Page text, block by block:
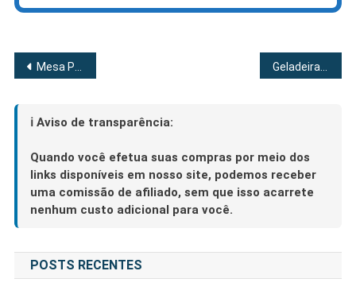
Navegação
de
Post
Mesa Posta: Como fazer + 3 Inspirações Para Transformar Suas Refeições! Geladeira inverse melhora a experiência de uso?
ℹ️ Aviso de transparência:
Quando você efetua suas compras por meio dos
links disponíveis em nosso site, podemos receber
uma comissão de afiliado, sem que isso acarrete
nenhum custo adicional para você.
POSTS RECENTES